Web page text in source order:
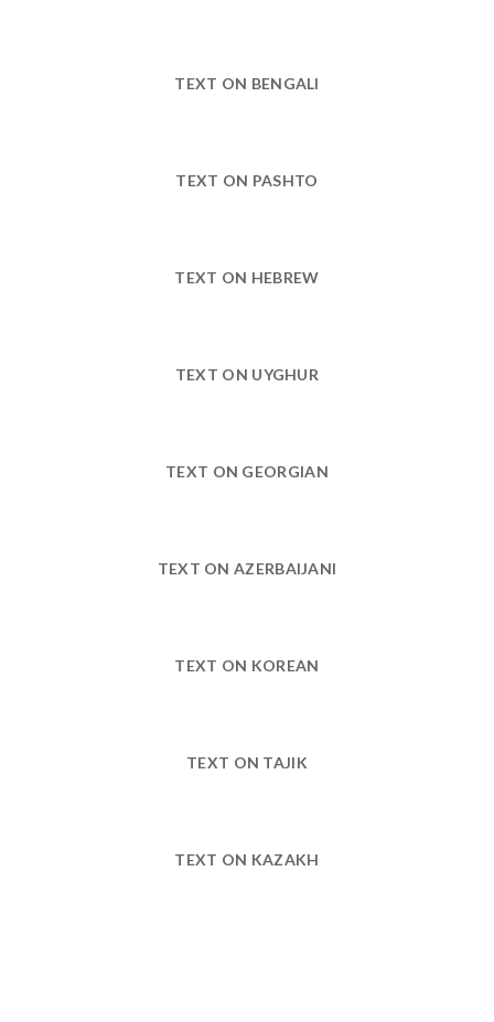
TEXT ON BENGALI
TEXT ON PASHTO
TEXT ON HEBREW
TEXT ON UYGHUR
TEXT ON GEORGIAN
TEXT ON AZERBAIJANI
TEXT ON KOREAN
TEXT ON TAJIK
TEXT ON KAZAKH